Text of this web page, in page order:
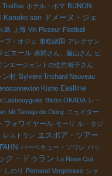
Treilles ホテル・ボマ BUNON
Kanako san ドメーヌ・ジェ
島 上海 Vin Picoeur Football
ブ・オジェ 東欧諸国 アレクサン
ピエール 赤間さん、藤山さん ビ
ンエージェントの佐竹裕子さん
ン村 Sylvère Trichard Nouveau
Kisho Eastline
Lasbouygues Bistro OKADA レ・
Mr.Tamajo de Diony ニュイター
フォワイヤール モーリ ル・タジ
レストラン エスポア・ツアー
バーベキュー・ソワレ パッ
ク・ドゥラン La Rose Qui
しのり Pernand Vergelesse シャ